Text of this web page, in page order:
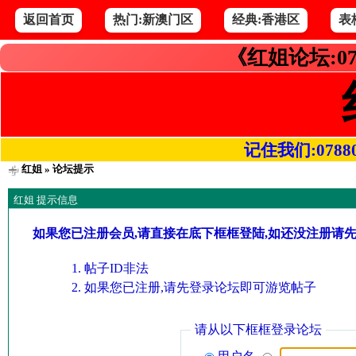
返回首页 热门:新澳门区 经典:香港区 表
《红姐论坛
记住我们
红姐» 论坛提示
红姐 提示信息
如果您已注册会员,请直接在底下框框登陆,如还没注册请
帖子ID非法
如果您已注册,请先登录论坛即可游览帖子
请从以下框框登录论坛